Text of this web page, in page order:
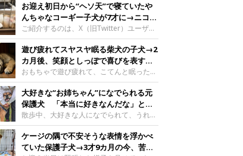
お迎え初日から“ヘソ天”で寝ていたや
んちゃなコーギー子犬が7才に→ニコニ
コ“コーギースマイル”が魅力のコに成
長！
ご紹介するのは、X（旧Twitter）ユーザー
＠Kus1oKg2vsgdWS2さんの愛犬でウェル
シュ・コーギー・ペンブロークの神楽ちゃ
ん。今年の8月で7才になるという神楽ちゃ
んですが、いったいどんな子犬時代を過ご
したのでしょうか。今回は、神楽ちゃんの
成長を飼い主さんと振り返ります！神楽ち
ゃんの成長について聞いた！お迎えから数
日後の神楽ちゃん（撮影時生後2カ月）＠
Kus1oKg2vsgdWS2――お迎え当初の神楽
ちゃんの様子について教えてください。飼
い主さん： 「お迎え当日から“ヘソ天”で寝
遊び疲れてスヤスヤ眠る柴犬の子犬→2
カ月後、笑顔としっぽで喜びを表すコ
に成長！
おもちゃで遊び疲れて、こてんと眠った子
犬。あれから2カ月、表情や行動にさまざ
まな変化が見られるようになりました。遊
び疲れて眠る生後2カ月のなっちゃん遊び
疲れた様子のなっちゃん。@Pkndg_紹介
するのは、X（旧Twitter）ユーザー
@Pkndg_さんの愛犬・なっちゃん（取材
時、生後4カ月／柴犬）。こちらの写真
大好きな“お姉ちゃん”になでられる元
保護犬 「本当に好きなんだな」と感
じる表情にほっこり
散歩中、大好きな人になでられて、うれし
そうな表情を見せる元保護犬。甘えるよう
な姿に、見ているこちらまでほっこりしま
す。大好きな“お姉ちゃん”に甘える小次郎
ケージの隅で不安そうな表情を浮かべ
ていた保護子犬→3才9カ月の今、苦手